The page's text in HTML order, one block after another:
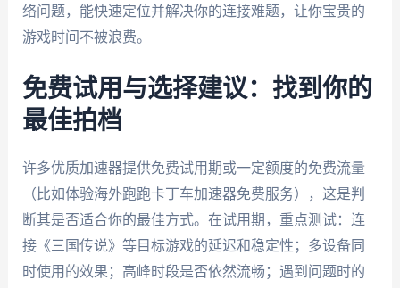
络问题，能快速定位并解决你的连接难题，让你宝贵的
游戏时间不被浪费。
免费试用与选择建议：找到你的
最佳拍档
许多优质加速器提供免费试用期或一定额度的免费流量
（比如体验海外跑跑卡丁车加速器免费服务），这是判
断其是否适合你的最佳方式。在试用期，重点测试：连
接《三国传说》等目标游戏的延迟和稳定性；多设备同
时使用的效果；高峰时段是否依然流畅；遇到问题时的